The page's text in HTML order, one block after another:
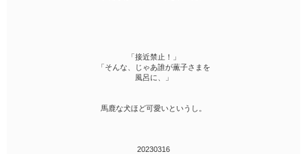
「接近禁止！」
「そんな、じゃあ誰が薫子さまを
風呂に、」
馬鹿な犬ほど可愛いというし。
20230316